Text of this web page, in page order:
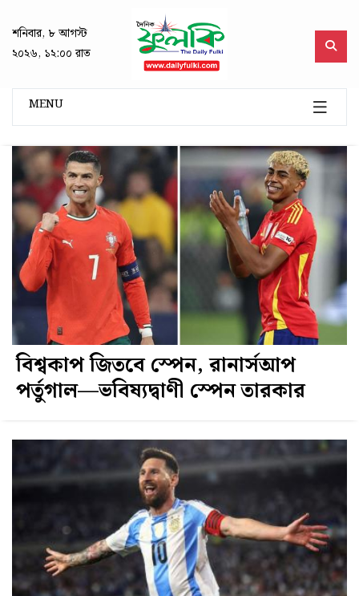
শনিবার, ৮ আগস্ট
২০২৬, ১২:০০ রাত
MENU
বিশ্বকাপ জিতবে স্পেন, রানার্সআপ
পর্তুগাল—ভবিষ্যদ্বাণী স্পেন তারকার